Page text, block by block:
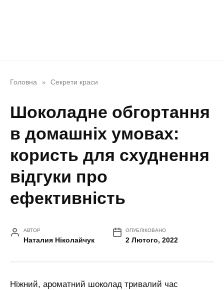
Головна » Секрети краси
Шоколадне обгортання
в домашніх умовах:
користь для схуднення
відгуки про
ефективність
АВТОР
Наталия Ніколайчук
ОПУБЛІКОВАНО
2 Лютого, 2022
Ніжний, ароматний шоколад тривалий час